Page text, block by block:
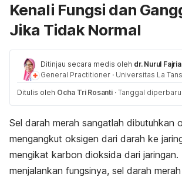
Kenali Fungsi dan
Jika Tidak Normal
Ditinjau secara medis oleh dr. Nurul
General Practitioner · Universitas La
Ditulis oleh Ocha Tri Rosanti · Tanggal
Sel darah merah sangatlah dibutuhkan
mengangkut oksigen dari darah ke
mengikat karbon dioksida dari jaringan.
menjalankan fungsinya, sel darah